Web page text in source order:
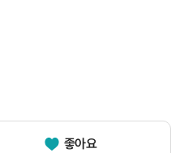
좋아요